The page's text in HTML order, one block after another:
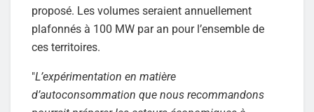
proposé. Les volumes seraient annuellement
plafonnés à 100 MW par an pour l’ensemble de
ces territoires.
"L’expérimentation en matière
d’autoconsommation que nous recommandons